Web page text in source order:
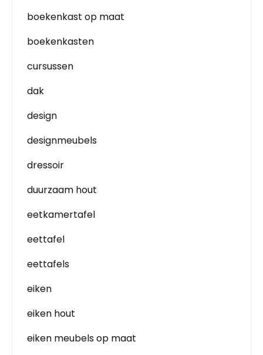
boekenkast op maat
boekenkasten
cursussen
dak
design
designmeubels
dressoir
duurzaam hout
eetkamertafel
eettafel
eettafels
eiken
eiken hout
eiken meubels op maat